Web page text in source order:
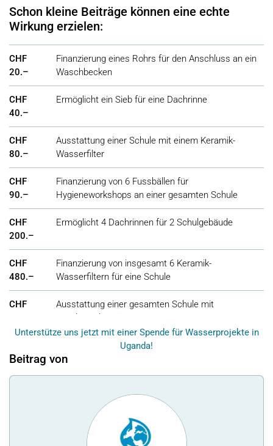
Schon kleine Beiträge können eine echte
Wirkung erzielen:
CHF
20.–
Finanzierung eines Rohrs für den Anschluss an ein
Waschbecken
CHF
40.–
Ermöglicht ein Sieb für eine Dachrinne
CHF
80.–
Ausstattung einer Schule mit einem Keramik-
Wasserfilter
CHF
90.–
Finanzierung von 6 Fussbällen für
Hygieneworkshops an einer gesamten Schule
CHF
200.–
Ermöglicht 4 Dachrinnen für 2 Schulgebäude
CHF
480.–
Finanzierung von insgesamt 6 Keramik-
Wasserfiltern für eine Schule
CHF
Ausstattung einer gesamten Schule mit
Handwaschstationen
7'500.–
Ermöglicht einer Schule ein Regenwassersystem
mit Wassertanks, Leitungen und Verteilung
wasserbetriebenen Spülungen
Unterstütze uns jetzt mit einer Spende für Wasserprojekte in
Uganda!
Beitrag von